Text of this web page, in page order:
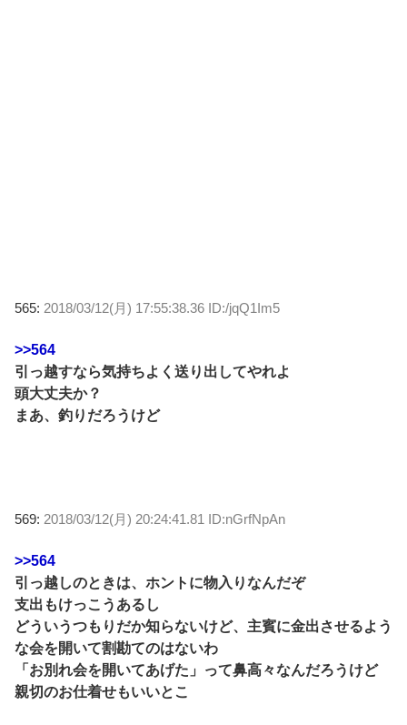
565: 2018/03/12(月) 17:55:38.36 ID:/jqQ1Im5
>>564
引っ越すなら気持ちよく送り出してやれよ
頭大丈夫か？
まあ、釣りだろうけど
569: 2018/03/12(月) 20:24:41.81 ID:nGrfNpAn
>>564
引っ越しのときは、ホントに物入りなんだぞ
支出もけっこうあるし
どういうつもりだか知らないけど、主賓に金出させるよう
な会を開いて割勘てのはないわ
「お別れ会を開いてあげた」って鼻高々なんだろうけど
親切のお仕着せもいいとこ